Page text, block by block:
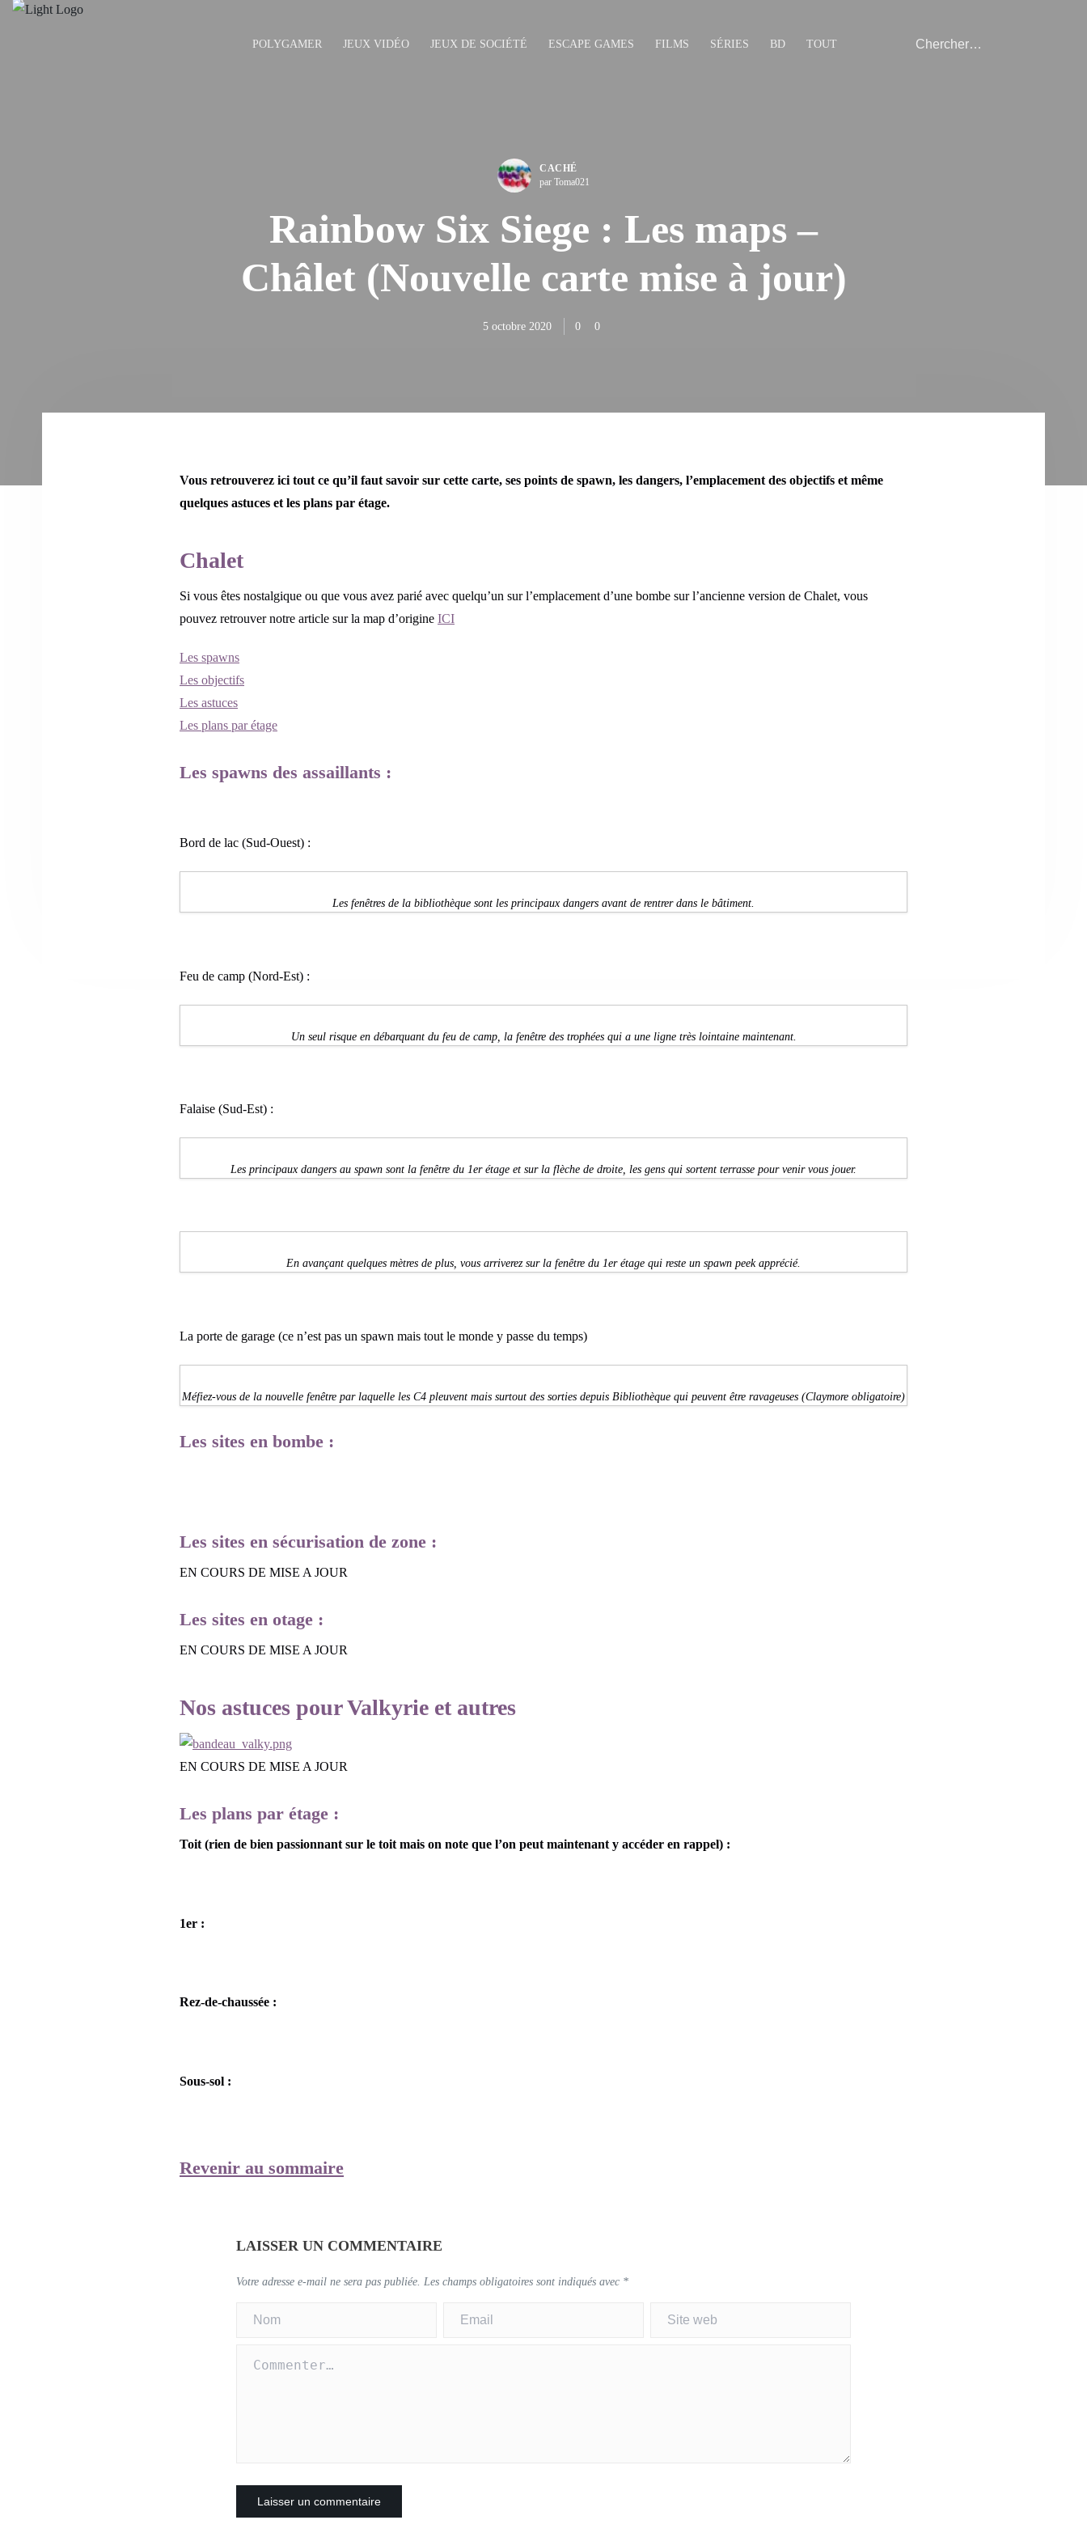
POLYGAMER JEUX VIDÉO JEUX DE SOCIÉTÉ ESCAPE GAMES FILMS SÉRIES BD TOUT
CACHÉ
par Toma021
Rainbow Six Siege : Les maps –
Châlet (Nouvelle carte mise à jour)
5 octobre 2020 0 0
Vous retrouverez ici tout ce qu’il faut savoir sur cette carte, ses points de spawn, les dangers, l’emplacement des objectifs et même
quelques astuces et les plans par étage.
Chalet
Si vous êtes nostalgique ou que vous avez parié avec quelqu’un sur l’emplacement d’une bombe sur l’ancienne version de Chalet, vous
pouvez retrouver notre article sur la map d’origine ICI
Les spawns
Les objectifs
Les astuces
Les plans par étage
Les spawns des assaillants :
Bord de lac (Sud-Ouest) :
Les fenêtres de la bibliothèque sont les principaux dangers avant de rentrer dans le bâtiment.
Feu de camp (Nord-Est) :
Un seul risque en débarquant du feu de camp, la fenêtre des trophées qui a une ligne très lointaine maintenant.
Falaise (Sud-Est) :
Les principaux dangers au spawn sont la fenêtre du 1er étage et sur la flèche de droite, les gens qui sortent terrasse pour venir vous jouer.
En avançant quelques mètres de plus, vous arriverez sur la fenêtre du 1er étage qui reste un spawn peek apprécié.
La porte de garage (ce n’est pas un spawn mais tout le monde y passe du temps)
Méfiez-vous de la nouvelle fenêtre par laquelle les C4 pleuvent mais surtout des sorties depuis Bibliothèque qui peuvent être ravageuses (Claymore obligatoire)
Les sites en bombe :
Les sites en sécurisation de zone :
EN COURS DE MISE A JOUR
Les sites en otage :
EN COURS DE MISE A JOUR
Nos astuces pour Valkyrie et autres
EN COURS DE MISE A JOUR
Les plans par étage :
Toit (rien de bien passionnant sur le toit mais on note que l’on peut maintenant y accéder en rappel) :
1er :
Rez-de-chaussée :
Sous-sol :
Revenir au sommaire
LAISSER UN COMMENTAIRE
Votre adresse e-mail ne sera pas publiée. Les champs obligatoires sont indiqués avec *